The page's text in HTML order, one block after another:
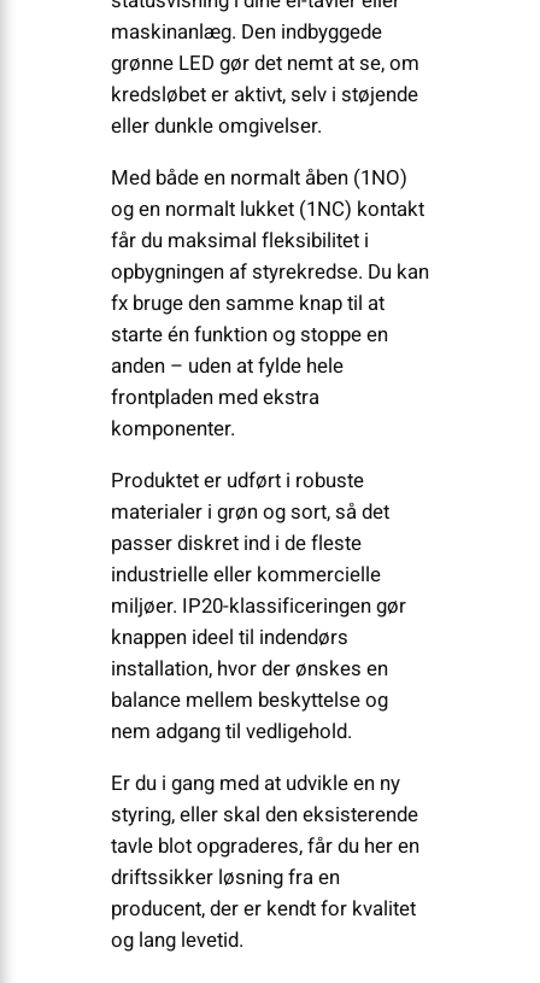
maskinanlæg. Den indbyggede
grønne LED gør det nemt at se, om
kredsløbet er aktivt, selv i støjende
eller dunkle omgivelser.
Med både en normalt åben (1NO)
og en normalt lukket (1NC) kontakt
får du maksimal fleksibilitet i
opbygningen af styrekredse. Du kan
fx bruge den samme knap til at
starte én funktion og stoppe en
anden – uden at fylde hele
frontpladen med ekstra
komponenter.
Produktet er udført i robuste
materialer i grøn og sort, så det
passer diskret ind i de fleste
industrielle eller kommercielle
miljøer. IP20-klassificeringen gør
knappen ideel til indendørs
installation, hvor der ønskes en
balance mellem beskyttelse og
nem adgang til vedligehold.
Er du i gang med at udvikle en ny
styring, eller skal den eksisterende
tavle blot opgraderes, får du her en
driftssikker løsning fra en
producent, der er kendt for kvalitet
og lang levetid.